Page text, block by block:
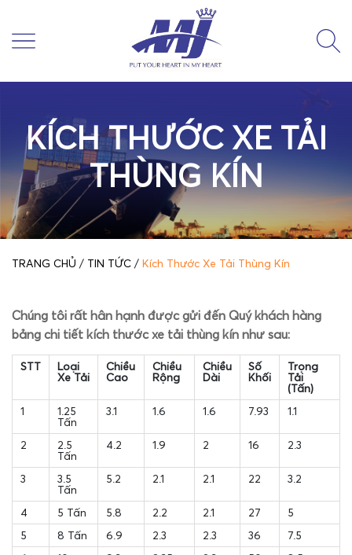
KÍCH THƯỚC XE TẢI
THÙNG KÍN
TRANG CHỦ / TIN TỨC / Kích Thước Xe Tải Thùng Kín
Chúng tôi rất hân hạnh được gửi đến Quý khách hàng
bảng chi tiết kích thước xe tải thùng kín như sau:
STT
Loại
Xe Tải
Chiều
Cao
Chiều
Rộng
Chiều
Dài
Số
Khối
Trọng
Tải
(Tấn)
1
1.25
Tấn
3.1 1.6 1.6 7.93 1.1
2
2.5
Tấn
4.2 1.9 2 16 2.3
3
3.5
Tấn
5.2 2.1 2.1 22 3.2
4 5 Tấn 5.8 2.2 2.1 27
5
5
8 Tấn 6.9 2.3 2.3 36
7.5